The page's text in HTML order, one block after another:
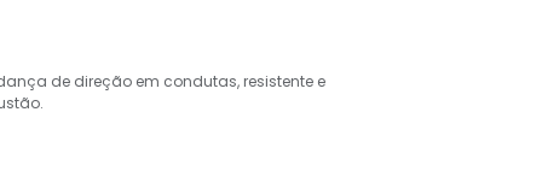
de direção em condutas, resistente e